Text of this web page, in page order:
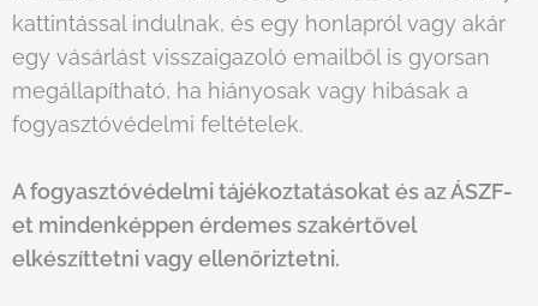
kattintással indulnak, és egy honlapról vagy akár
egy vásárlást visszaigazoló emailből is gyorsan
megállapítható, ha hiányosak vagy hibásak a
fogyasztóvédelmi feltételek.
A fogyasztóvédelmi tájékoztatásokat és az ÁSZF-
et mindenképpen érdemes szakértővel
elkészíttetni vagy ellenőriztetni.